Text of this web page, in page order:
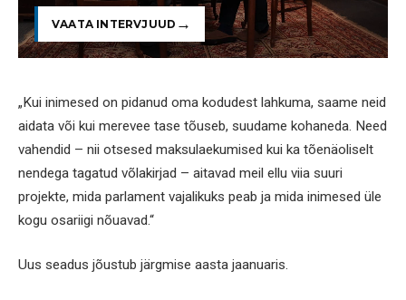
VAATA INTERVJUUD
„Kui inimesed on pidanud oma kodudest lahkuma, saame neid
aidata või kui merevee tase tõuseb, suudame kohaneda. Need
vahendid – nii otsesed maksulaekumised kui ka tõenäoliselt
nendega tagatud võlakirjad – aitavad meil ellu viia suuri
projekte, mida parlament vajalikuks peab ja mida inimesed üle
kogu osariigi nõuavad.“
Uus seadus jõustub järgmise aasta jaanuaris.